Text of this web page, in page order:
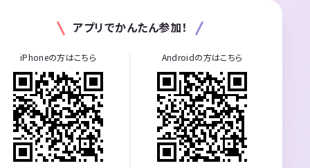
アプリでかんたん参加！
iPhoneの方はこちら Androidの方はこちら